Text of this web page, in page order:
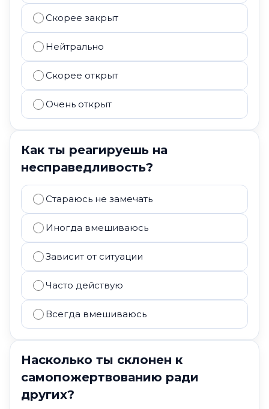
Скорее закрыт
Нейтрально
Скорее открыт
Очень открыт
Как ты реагируешь на
несправедливость?
Стараюсь не замечать
Иногда вмешиваюсь
Зависит от ситуации
Часто действую
Всегда вмешиваюсь
Насколько ты склонен к
самопожертвованию ради
других?